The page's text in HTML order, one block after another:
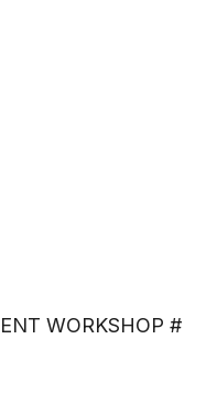
WORKSHOP #